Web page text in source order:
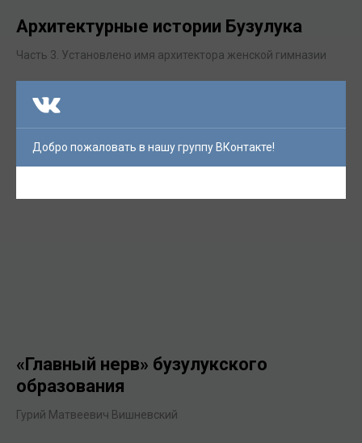
Добро пожаловать в нашу группу ВКонтакте!
Архитектурные истории Бузулука
Часть 3. Установлено имя архитектора женской гимназии
«Главный нерв» бузулукского
образования
Гурий Матвеевич Вишневский